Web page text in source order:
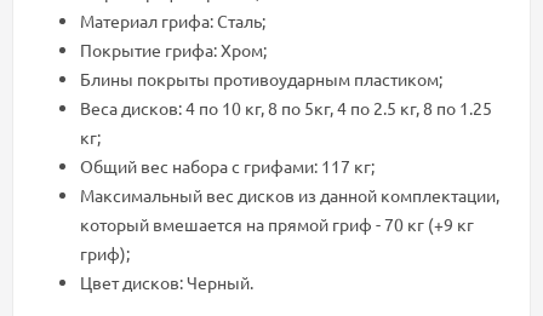
Материал грифа: Сталь;
Покрытие грифа: Хром;
Блины покрыты противоударным пластиком;
Веса дисков: 4 по 10 кг, 8 по 5кг, 4 по 2.5 кг, 8 по 1.25
кг;
Общий вес набора с грифами: 117 кг;
Максимальный вес дисков из данной комплектации,
который вмешается на прямой гриф - 70 кг (+9 кг
гриф);
Цвет дисков: Черный.